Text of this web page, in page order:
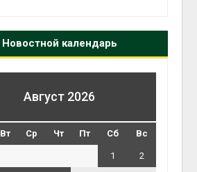
Новостной календарь
Август 2026
Вт Ср Чт Пт Сб Вс
1 2